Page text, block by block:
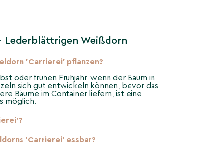
Lederblättrigen Weißdorn
'Carrierei' pflanzen?
oder frühen Frühjahr, wenn der Baum in
sich gut entwickeln können, bevor das
Bäume im Container liefern, ist eine
möglich.
'Carrierei' essbar?